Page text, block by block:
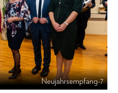
Neujahrsempfang-7